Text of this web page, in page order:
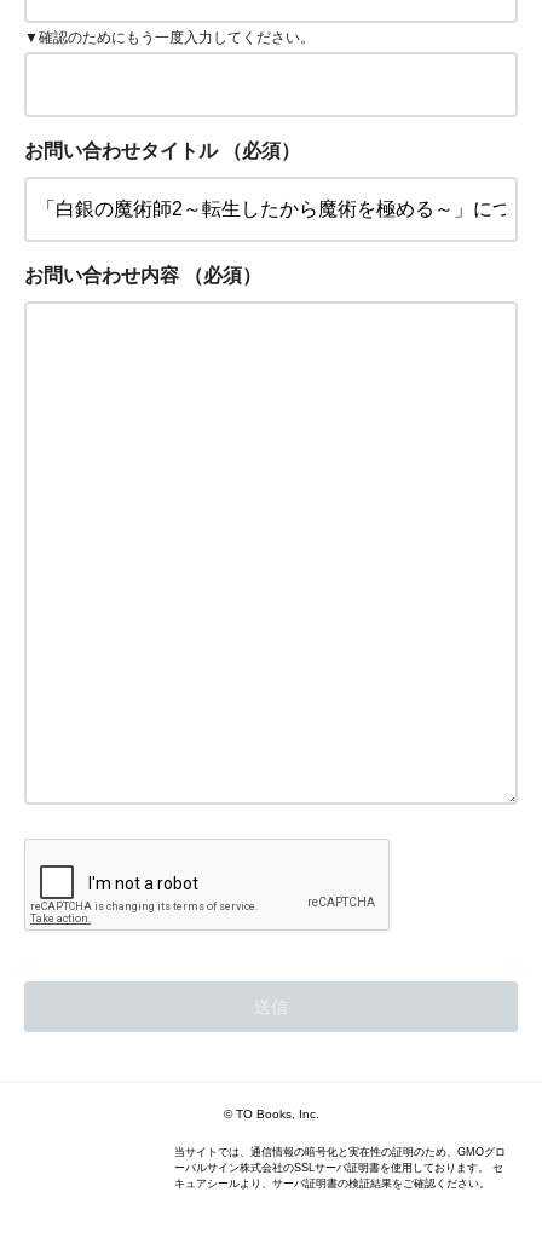
▼確認のためにもう一度入力してください。
お問い合わせタイトル （必須）
お問い合わせ内容 （必須）
© TO Books, Inc.
当サイトでは、通信情報の暗号化と実在性の証明のため、GMOグロ
ーバルサイン株式会社のSSLサーバ証明書を使用しております。 セ
キュアシールより、サーバ証明書の検証結果をご確認ください。